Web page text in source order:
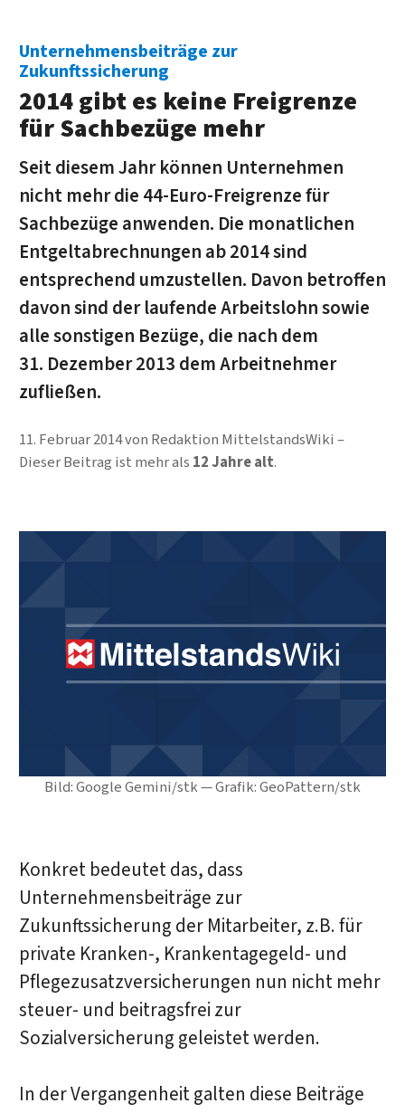
Bild: Google Gemini/stk — Grafik: GeoPattern/stk
Unternehmensbeiträge zur
Zukunftssicherung
2014 gibt es keine Freigrenze
für Sachbezüge mehr
Seit diesem Jahr können Unternehmen
nicht mehr die 44-Euro-Freigrenze für
Sachbezüge anwenden. Die monatlichen
Entgeltabrechnungen ab 2014 sind
entsprechend umzustellen. Davon betroffen
davon sind der laufende Arbeitslohn sowie
alle sonstigen Bezüge, die nach dem
31. Dezember 2013 dem Arbeitnehmer
zufließen.
11. Februar 2014von Redaktion MittelstandsWiki
Dieser Beitrag ist mehr als 12 Jahre alt.
Konkret bedeutet das, dass
Unternehmensbeiträge zur
Zukunftssicherung der Mitarbeiter, z.B. für
private Kranken-, Krankentagegeld- und
Pflegezusatzversicherungen nun nicht mehr
steuer- und beitragsfrei zur
Sozialversicherung geleistet werden.
In der Vergangenheit galten diese Beiträge